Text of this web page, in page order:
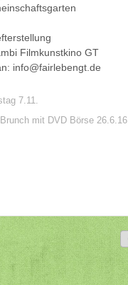
Filmkunstkino GT
info@fairlebengt.de
7.11.
mit DVD Börse 26.6.16